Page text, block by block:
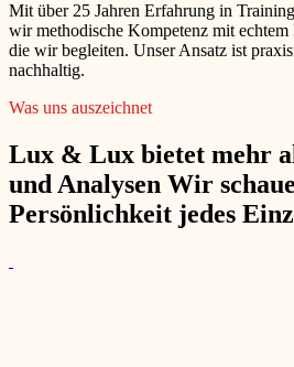
Mit über 25 Jahren Erfahrung in
wir methodische Kompetenz mit echtem
die wir begleiten. Unser Ansatz ist
nachhaltig.
Was uns auszeichnet
Lux & Lux bietet mehr
und Analysen Wir
Persönlichkeit jedes